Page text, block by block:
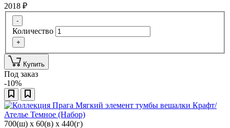
2018 ₽
-
Количество
+
Купить
Под заказ
-10%
700(ш) x 60(в) x 440(г)